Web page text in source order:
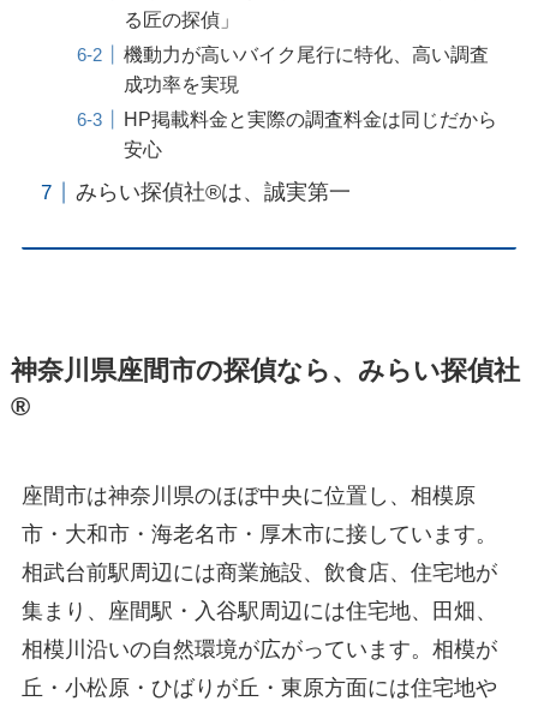
る匠の探偵」
機動力が高いバイク尾行に特化、高い調査
成功率を実現
HP掲載料金と実際の調査料金は同じだから
安心
みらい探偵社®︎は、誠実第一
神奈川県座間市の探偵なら、みらい探偵社
®︎
座間市は神奈川県のほぼ中央に位置し、相模原
市・大和市・海老名市・厚木市に接しています。
相武台前駅周辺には商業施設、飲食店、住宅地が
集まり、座間駅・入谷駅周辺には住宅地、田畑、
相模川沿いの自然環境が広がっています。相模が
丘・小松原・ひばりが丘・東原方面には住宅地や